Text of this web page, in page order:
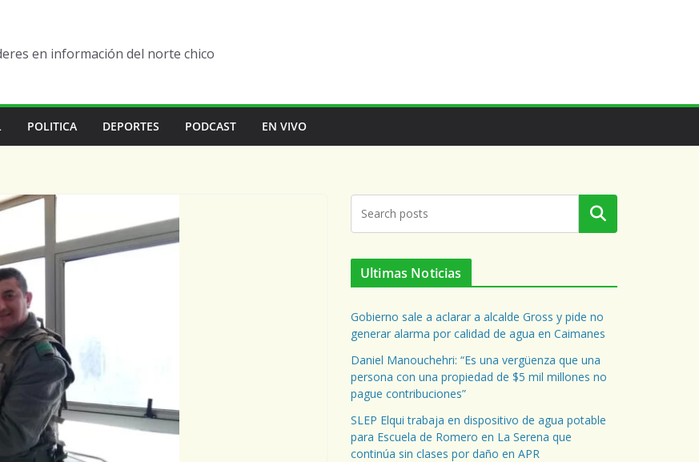
en información del norte chico
POLITICA DEPORTES PODCAST EN VIVO
Buscar
Ultimas Noticias
Gobierno sale a aclarar a alcalde Gross y pide no
generar alarma por calidad de agua en Caimanes
Daniel Manouchehri: “Es una vergüenza que una
persona con una propiedad de $5 mil millones no
pague contribuciones”
SLEP Elqui trabaja en dispositivo de agua potable
para Escuela de Romero en La Serena que
continúa sin clases por daño en APR